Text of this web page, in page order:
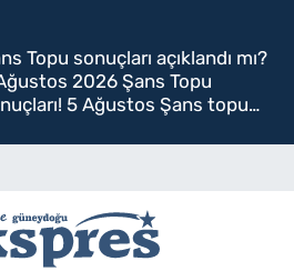
Topu sonuçları açıklandı mı?
2026 Şans Topu
5 Ağustos Şans topu